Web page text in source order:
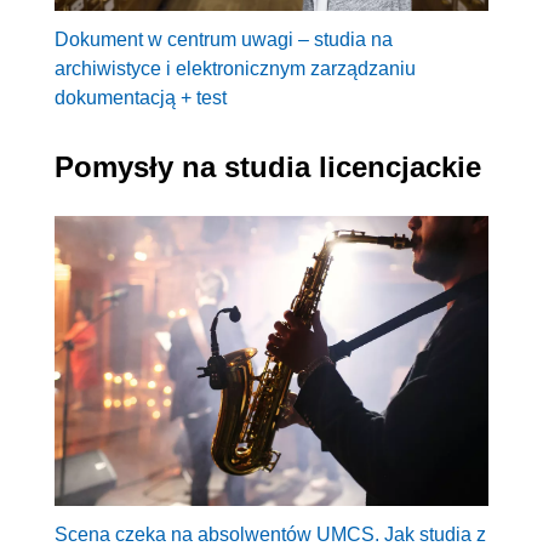
Dokument w centrum uwagi – studia na
archiwistyce i elektronicznym zarządzaniu
dokumentacją + test
Pomysły na studia licencjackie
Scena czeka na absolwentów UMCS. Jak studia z